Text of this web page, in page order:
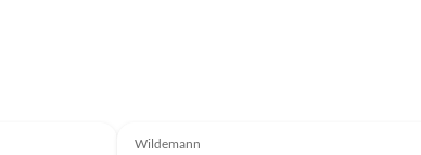
Wildemann